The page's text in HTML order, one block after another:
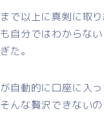
で以上に真剣に取
自分ではわからな
た。
自動的に口座に入
んな贅沢できない